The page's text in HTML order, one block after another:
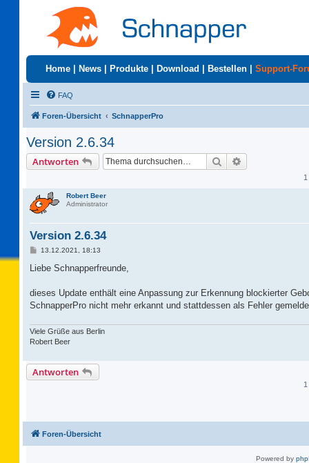
Home News Produkte Download Bestellen Support-
FAQ
Foren-Übersicht SchnapperPro
Version 2.6.34
Antworten Suche
Robert Beer
Administrator
Version 2.6.34
B
i
a
13.12.2021, 18:13
Liebe Schnapperfreunde,
dieses Update enthält eine Anpassung zur Erkennung blockierter
SchnapperPro nicht mehr erkannt und stattdessen als Fehler
Viele Grüße aus Berlin
Robert Beer
Antworten
Foren-Übersicht
Powered by